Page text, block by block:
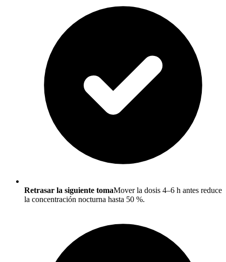
Retrasar la siguiente tomaMover la dosis 4–6 h antes reduce
la concentración nocturna hasta 50 %.